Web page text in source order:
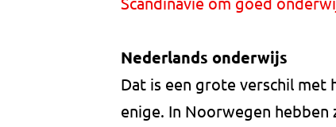
Nederlands onderwijs
Dat is een grote verschil met
enige. In Noorwegen hebben